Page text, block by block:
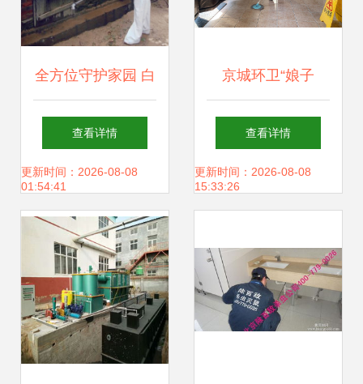
全方位守护家园 白
蚁防治与消毒服务
的深度协作
查看详情
更新时间：2026-08-08
01:54:41
京城环卫“娘子
军”筑牢首都防
疫“安全墙”消毒服
查看详情
更新时间：2026-08-08
15:33:26